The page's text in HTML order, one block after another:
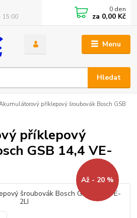
Menu
Hledat
15:00
0 den
za 0,00 Kč
příklepový šroubovák Bosch GSB
příklepový
GSB 14,4 VE-
Až - 20 %